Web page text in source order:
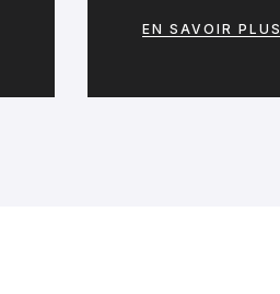
EN SAVOIR PLUS